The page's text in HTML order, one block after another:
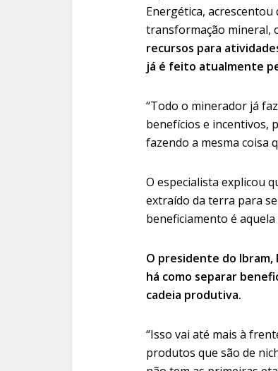
Energética,
transformação mineral,
recursos para
já é feito atualmente
“Todo o minerador já
benefícios e incentivos,
fazendo a mesma coisa
O especialista explicou
extraído da terra para
beneficiamento é
O presidente do
há como separar
cadeia produtiva.
“Isso vai até mais à
produtos que são de